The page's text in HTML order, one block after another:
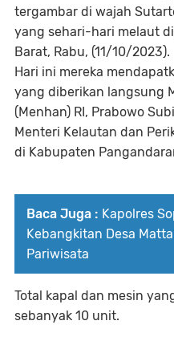
tergambar di wajah
yang sehari-hari melaut
Barat, Rabu, (11/10/2023).
Hari ini mereka
yang diberikan langsung
(Menhan) RI, Prabowo
Menteri Kelautan dan
di Kabupaten
Baca Juga : Kapolres
Kebangkitan Desa
Pariwisata
Total kapal dan mesin
sebanyak 10 unit.